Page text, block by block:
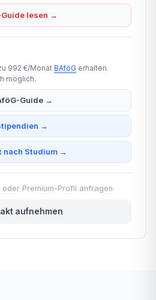
Guide lesen →
992 €/Monat BAföG erhalten.
möglich.
Guide →
→
nach Studium →
oder Premium-Profil anfragen
aufnehmen